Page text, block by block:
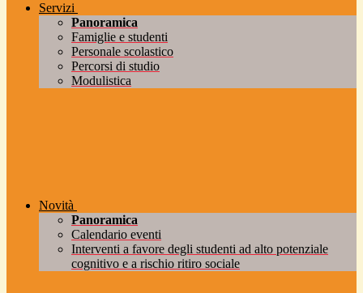
Servizi
Panoramica
Famiglie e studenti
Personale scolastico
Percorsi di studio
Modulistica
Novità
Panoramica
Calendario eventi
Interventi a favore degli studenti ad alto potenziale
cognitivo e a rischio ritiro sociale